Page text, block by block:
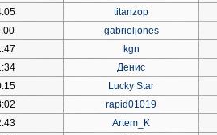
titanzop
gabrieljones
kgn
Денис
Lucky Star
rapid01019
Artem_K